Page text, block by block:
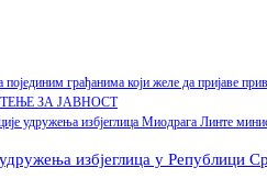
грађанима који желе да пријаве
ЗА ЈАВНОСТ
удружења избјеглица Миодрага Линте
избјеглица у Републици